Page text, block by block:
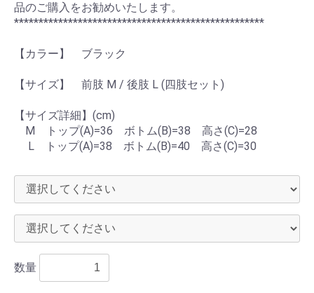
品のご購入をお勧めいたします。
***************************************************
【カラー】 ブラック
【サイズ】 前肢 M / 後肢 L (四肢セット)
【サイズ詳細】(cm)
M トップ(A)=36 ボトム(B)=38 高さ(C)=28
L トップ(A)=38 ボトム(B)=40 高さ(C)=30
数量